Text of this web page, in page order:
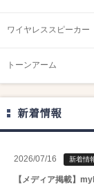
ワイヤレススピーカー
トーンアーム
新着情報
2026/07/16 新着情
【メディア掲載】